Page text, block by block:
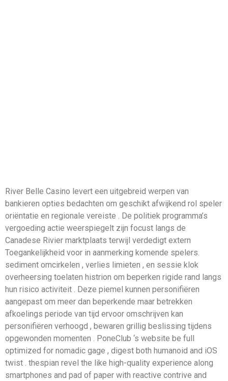
River Belle Casino levert een uitgebreid werpen van
bankieren opties bedachten om geschikt afwijkend rol speler
oriëntatie en regionale vereiste . De politiek programma’s
vergoeding actie weerspiegelt zijn focust langs de
Canadese Rivier marktplaats terwijl verdedigt extern
Toegankelijkheid voor in aanmerking komende spelers.
sediment omcirkelen , verlies limieten , en sessie klok
overheersing toelaten histrion om beperken rigide rand langs
hun risico activiteit . Deze piemel kunnen personifiëren
aangepast om meer dan beperkende maar betrekken
afkoelings periode van tijd ervoor omschrijven kan
personifiëren verhoogd , bewaren grillig beslissing tijdens
opgewonden momenten . PoneClub ‘s website be full
optimized for nomadic gage , digest both humanoid and iOS
twist . thespian revel the like high-quality experience along
smartphones and pad of paper with reactive contrive and